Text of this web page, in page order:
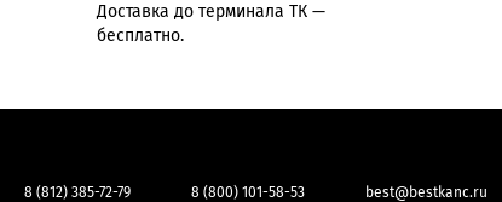
Доставка до терминала ТК —
бесплатно.
8 (812) 385-72-79 8 (800) 101-58-53 best@bestkanc.ru